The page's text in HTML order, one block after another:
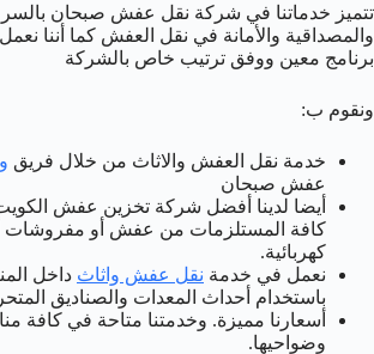
تتميز خدماتنا في شركة نقل عفش صبحان
والمصداقية والأمانة في نقل العفش كما أننا
برنامج معين ووفق ترتيب خاص بالشركة
ونقوم ب:
خدمة نقل العفش والاثاث من خلال فريق
عفش صبحان
أيضا لدينا أفضل شركة تخزين عفش
كافة المستلزمات من عفش أو مفروشات
كهربائية.
نعمل في خدمة نقل عفش واثاث داخل
باستخدام أحداث المعدات والصناديق
أسعارنا مميزة. وخدمتنا متاحة في كافة
وضواحيها.